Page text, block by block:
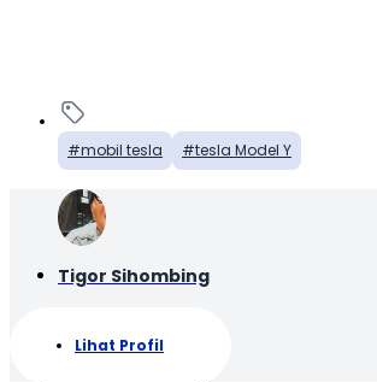
mobil tesla tesla Model Y
Tigor Sihombing
Lihat Profil